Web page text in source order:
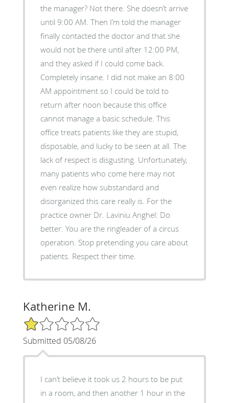
the manager? Not there. She doesn’t arrive
until 9:00 AM. Then I’m told the manager
finally contacted the doctor and that she
would not be there until after 12:00 PM,
and they asked if I could come back.
Completely insane. I did not make an 8:00
AM appointment so I could be told to
return after noon because this office
cannot manage a basic schedule. This
office treats patients like they are stupid,
disposable, and lucky to be seen at all. The
lack of respect is disgusting. Unfortunately,
many patients who come here may not
even realize how substandard and
disorganized this care really is. For the
practice owner Dr. Laviniu Anghel: Do
better. You are the ringleader of a circus
operation. Stop pretending you care about
patients. Respect their time.
Katherine M.
1/5 Star Rating
Submitted 05/08/26
I can’t believe it took us 2 hours to be put
in a room, and then another 1 hour in the